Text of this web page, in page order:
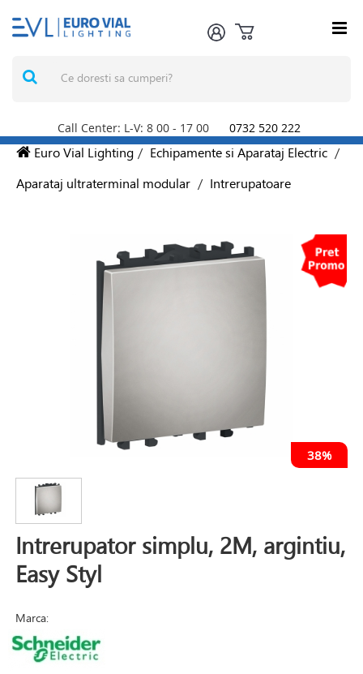
Call Center: L-V: 8 00 - 17 00 0732 520 222
Euro Vial Lighting / Echipamente si Aparataj Electric /
Aparataj ultraterminal modular / Intrerupatoare
38%
Intrerupator simplu, 2M, argintiu,
Easy Styl
Marca: